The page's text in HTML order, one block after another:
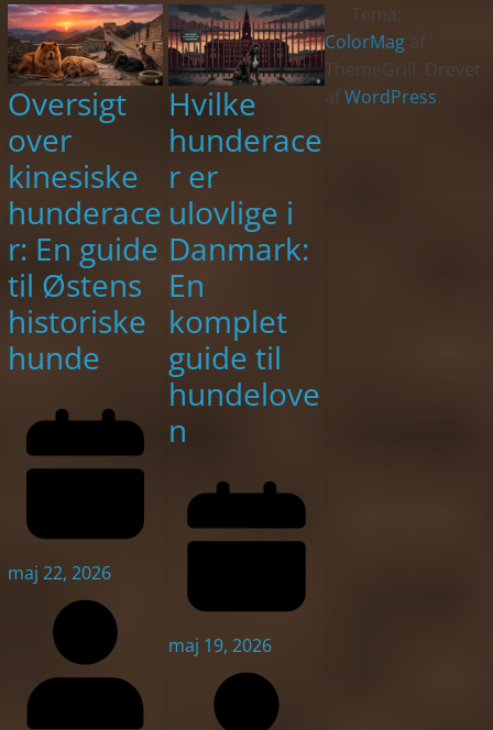
Oversigt
over
kinesiske
hunderace
r: En guide
til Østens
historiske
hunde
maj 22, 2026
Hvilke
hunderace
r er
ulovlige i
Danmark:
En
komplet
guide til
hundelove
n
maj 19, 2026
Tema:
ColorMagaf
ThemeGrill. Drevet
afWordPress.